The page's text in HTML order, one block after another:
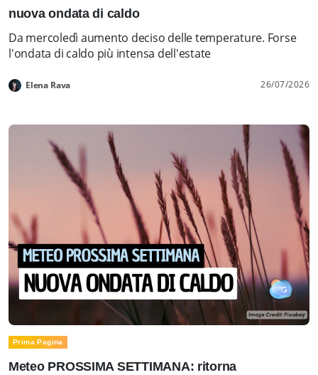
nuova ondata di caldo
Da mercoledì aumento deciso delle temperature. Forse
l'ondata di caldo più intensa dell'estate
Elena Rava 26/07/2026
Prima Pagina
Meteo PROSSIMA SETTIMANA: ritorna